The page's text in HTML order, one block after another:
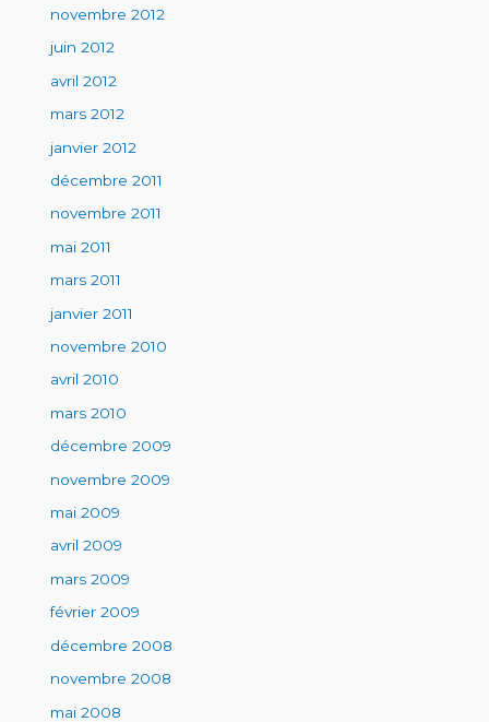
novembre 2012
juin 2012
avril 2012
mars 2012
janvier 2012
décembre 2011
novembre 2011
mai 2011
mars 2011
janvier 2011
novembre 2010
avril 2010
mars 2010
décembre 2009
novembre 2009
mai 2009
avril 2009
mars 2009
février 2009
décembre 2008
novembre 2008
mai 2008